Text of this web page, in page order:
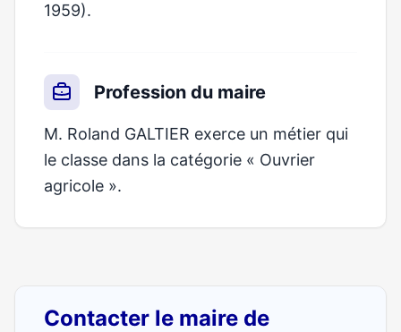
1959).
Profession du maire
M. Roland GALTIER exerce un métier qui
le classe dans la catégorie « Ouvrier
agricole ».
Contacter le maire de